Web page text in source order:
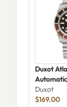
Duxot
Duxot
$169.00